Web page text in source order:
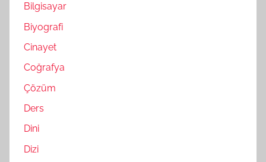
Bilgisayar
Biyografi
Cinayet
Coğrafya
Çözüm
Ders
Dini
Dizi